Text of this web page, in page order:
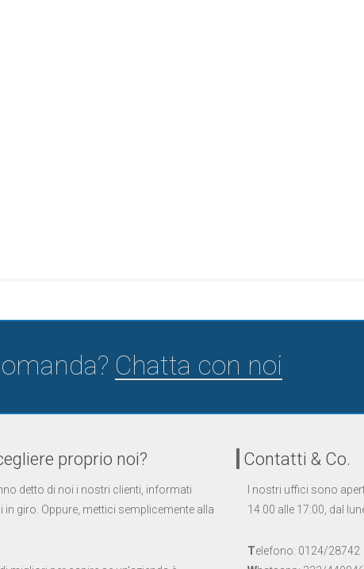
Chatta con noi
proprio noi?
detto di noi i nostri clienti, informati
in giro. Oppure, mettici semplicemente alla
Contatti & Co.
I nostri uffici sono
14.00 alle 17:00, dal
Telefono: 0124/28742